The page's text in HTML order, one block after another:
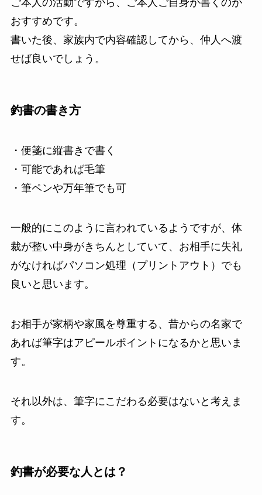
おすすめです。
書いた後、家族内で内容確認してから、仲人へ渡
せば良いでしょう。
釣書の書き方
・便箋に縦書きで書く
・可能であれば毛筆
・筆ペンや万年筆でも可
一般的にこのように言われているようですが、体
裁が整い中身がきちんとしていて、お相手に失礼
がなければパソコン処理（プリントアウト）でも
良いと思います。
お相手が家柄や家風を尊重する、昔からの名家で
あれば筆字はアピールポイントになるかと思いま
す。
それ以外は、筆字にこだわる必要はないと考えま
す。
釣書が必要な人とは？